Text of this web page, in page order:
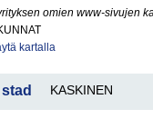
omien www-sivujen
kartalla
KASKINEN